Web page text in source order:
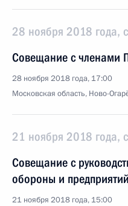
28 ноября 2018 года,
Совещание с членами
28 ноября 2018 года, 17:00
Московская область, Ново-
21 ноября 2018 года,
Совещание с
обороны и
21 ноября 2018 года, 15:00